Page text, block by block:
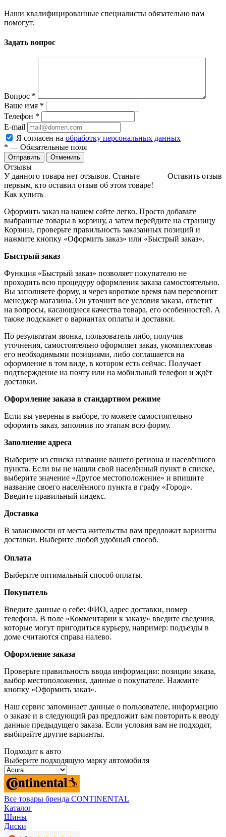
Наши квалифицированные специалисты обязательно вам
помогут.
Задать вопрос
Вопрос *
Ваше имя *
Телефон *
E-mail
Я согласен на обработку персональных данных
* — Обязательные поля
Отменить
Отзывы
Оставить отзыв
У данного товара нет отзывов. Станьте
первым, кто оставил отзыв об этом товаре!
Как купить
Оформить заказ на нашем сайте легко. Просто добавьте
выбранные товары в корзину, а затем перейдите на страницу
Корзина, проверьте правильность заказанных позиций и
нажмите кнопку «Оформить заказ» или «Быстрый заказ».
Быстрый заказ
Функция «Быстрый заказ» позволяет покупателю не
проходить всю процедуру оформления заказа самостоятельно.
Вы заполняете форму, и через короткое время вам перезвонит
менеджер магазина. Он уточнит все условия заказа, ответит
на вопросы, касающиеся качества товара, его особенностей. А
также подскажет о вариантах оплаты и доставки.
По результатам звонка, пользователь либо, получив
уточнения, самостоятельно оформляет заказ, укомплектовав
его необходимыми позициями, либо соглашается на
оформление в том виде, в котором есть сейчас. Получает
подтверждение на почту или на мобильный телефон и ждёт
доставки.
Оформление заказа в стандартном режиме
Если вы уверены в выборе, то можете самостоятельно
оформить заказ, заполнив по этапам всю форму.
Заполнение адреса
Выберите из списка название вашего региона и населённого
пункта. Если вы не нашли свой населённый пункт в списке,
выберите значение «Другое местоположение» и впишите
название своего населённого пункта в графу «Город».
Введите правильный индекс.
Доставка
В зависимости от места жительства вам предложат варианты
доставки. Выберите любой удобный способ.
Оплата
Выберите оптимальный способ оплаты.
Покупатель
Введите данные о себе: ФИО, адрес доставки, номер
телефона. В поле «Комментарии к заказу» введите сведения,
которые могут пригодиться курьеру, например: подъезды в
доме считаются справа налево.
Оформление заказа
Проверьте правильность ввода информации: позиции заказа,
выбор местоположения, данные о покупателе. Нажмите
кнопку «Оформить заказ».
Наш сервис запоминает данные о пользователе, информацию
о заказе и в следующий раз предложит вам повторить к вводу
данные предыдущего заказа. Если условия вам не подходят,
выбирайте другие варианты.
Подходит к авто
Выберите подходящую марку автомобиля
Все товары бренда CONTINENTAL
Каталог
Шины
Диски